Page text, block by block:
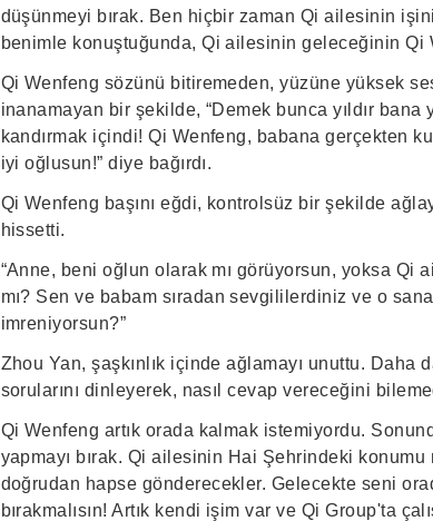
düşünmeyi bırak. Ben hiçbir zaman Qi ailesinin
benimle konuştuğunda, Qi ailesinin geleceğinin Qi
Qi Wenfeng sözünü bitiremeden, yüzüne yüksek
inanamayan bir şekilde, “Demek bunca yıldır bana
kandırmak içindi! Qi Wenfeng, babana gerçekten
iyi oğlusun!” diye bağırdı.
Qi Wenfeng başını eğdi, kontrolsüz bir şekilde
hissetti.
“Anne, beni oğlun olarak mı görüyorsun, yoksa
mı? Sen ve babam sıradan sevgililerdiniz ve o
imreniyorsun?”
Zhou Yan, şaşkınlık içinde ağlamayı unuttu. Daha
sorularını dinleyerek, nasıl cevap vereceğini
Qi Wenfeng artık orada kalmak istemiyordu.
yapmayı bırak. Qi ailesinin Hai Şehrindeki
doğrudan hapse gönderecekler. Gelecekte seni
bırakmalısın! Artık kendi işim var ve Qi Group'ta